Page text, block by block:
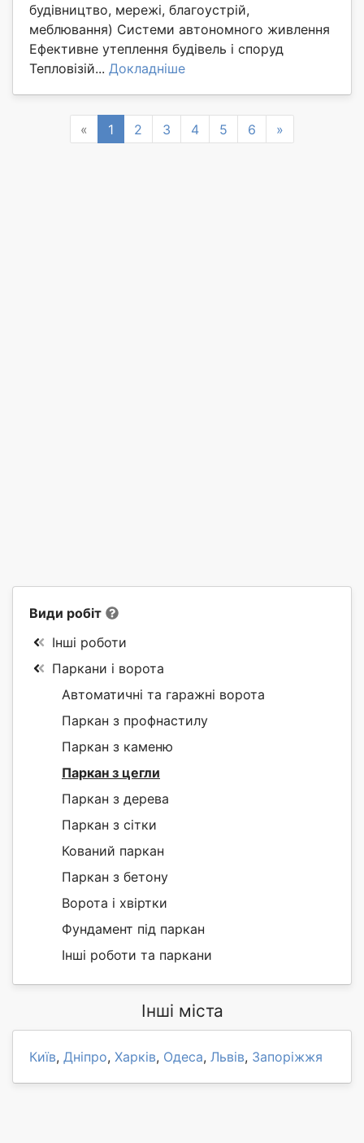
будівництво, мережі, благоустрій,
меблювання) Системи автономного живлення
Ефективне утеплення будівель і споруд
Тепловізій... Докладніше
« Previous
1 2 3 4 5 6 »
Види робіт
Інші роботи
Паркани і ворота
Автоматичні та гаражні ворота
Паркан з профнастилу
Паркан з каменю
Паркан з цегли
Паркан з дерева
Паркан з сітки
Кований паркан
Паркан з бетону
Ворота і хвіртки
Фундамент під паркан
Інші роботи та паркани
Інші міста
Київ, Дніпро, Харків, Одеса, Львів, Запоріжжя